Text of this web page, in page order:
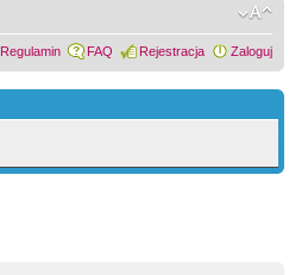
Regulamin FAQ Rejestracja Zaloguj